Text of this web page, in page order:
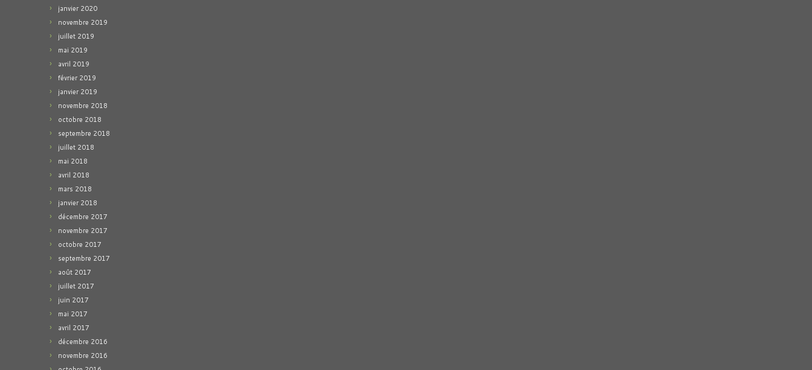
janvier 2020
novembre 2019
juillet 2019
mai 2019
avril 2019
février 2019
janvier 2019
novembre 2018
octobre 2018
septembre 2018
juillet 2018
mai 2018
avril 2018
mars 2018
janvier 2018
décembre 2017
novembre 2017
octobre 2017
septembre 2017
août 2017
juillet 2017
juin 2017
mai 2017
avril 2017
décembre 2016
novembre 2016